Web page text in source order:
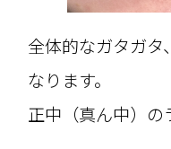
全体的なガタガ
なります。
正中（真ん中）の